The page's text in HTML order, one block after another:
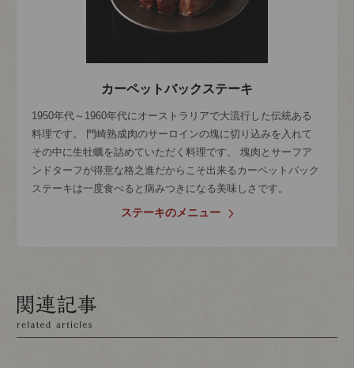
カーペットバックステーキ
1950年代～1960年代にオーストラリアで大流行した伝統ある
料理です。 門崎熟成肉のサーロインの塊に切り込みを入れて
その中に生牡蠣を詰めていただく料理です。 塊肉とサーフア
ンドターフが得意な格之進だからこそ出来るカーペットバック
ステーキは一度食べると病みつきになる美味しさです。
ステーキのメニュー